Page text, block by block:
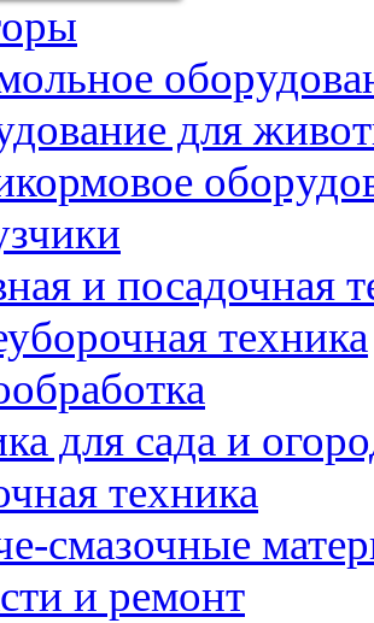
для
и посадочная
техника
для сада и
техника
смазочные
и ремонт